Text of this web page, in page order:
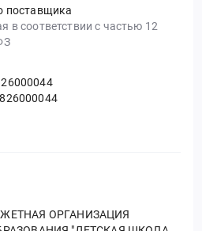
поставщика
в соответствии с частью 12
ОРГАНИЗАЦИЯ